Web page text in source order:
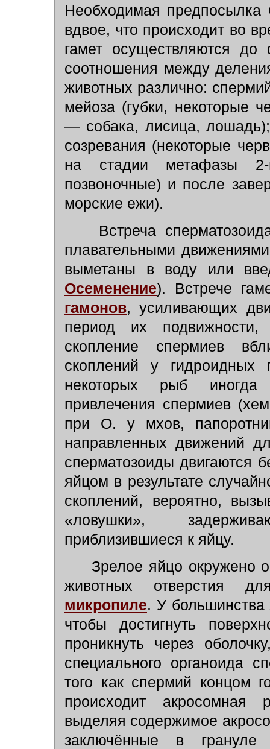
Необходимая
вдвое, что происходит во
гамет осуществляются до
соотношения между
животных различно:
мейоза (губки, некоторые
— собака, лисица,
созревания (некоторые
на стадии метафазы 2-
позвоночные) и после
морские ежи).
Встреча
плавательными
выметаны в воду или
Осеменение). Встрече
гамонов, усиливающих
период их
скопление спермиев
скоплений у
некоторых рыб иногда
привлечения спермиев
при О. у мхов,
направленных движений
сперматозоиды двигаются
яйцом в результате
скоплений, вероятно,
«ловушки»,
приблизившиеся к яйцу.
Зрелое яйцо окружено
животных отверстия
микропиле. У большинства
чтобы достигнуть
проникнуть через
специального органоида
того как спермий концом
происходит акросомная
выделяя содержимое
заключённые в